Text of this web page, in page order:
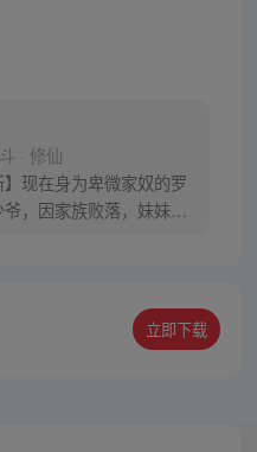
· 修仙
】现在身为卑微家奴的罗
，因家族败落，妹妹被
什么？参与周边活动请
微信公众号燃哉家族
立即下载